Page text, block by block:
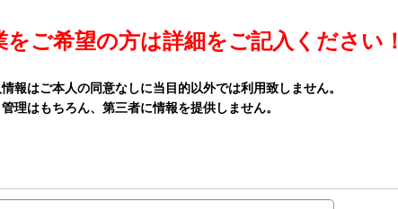
をご希望の方は詳細をご記入ください！
報はご本人の同意なしに当目的以外では利用致しません。
理はもちろん、第三者に情報を提供しません。